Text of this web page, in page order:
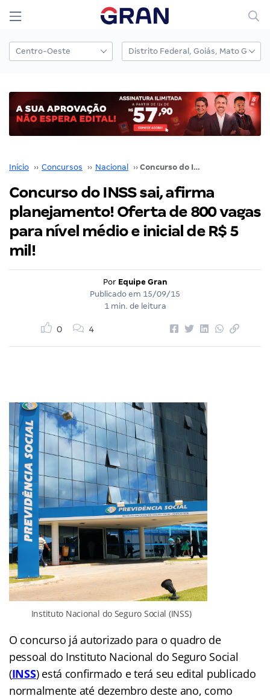
Início ›› Concursos ›› Nacional ›› Concurso do INSS sai, afirma planejamento! Oferta de 800 vagas para nível médio e inicial de R$ 5 mil!
Concurso do INSS sai, afirma
planejamento! Oferta de 800 vagas
para nível médio e inicial de R$ 5
mil!
Por Equipe Gran
Publicado em 15/09/15
1 min. de leitura
0 4
Instituto Nacional do Seguro Social (INSS)
O concurso já autorizado para o quadro de
pessoal do Instituto Nacional do Seguro Social
(INSS) está confirmado e terá seu edital publicado
normalmente até dezembro deste ano, como